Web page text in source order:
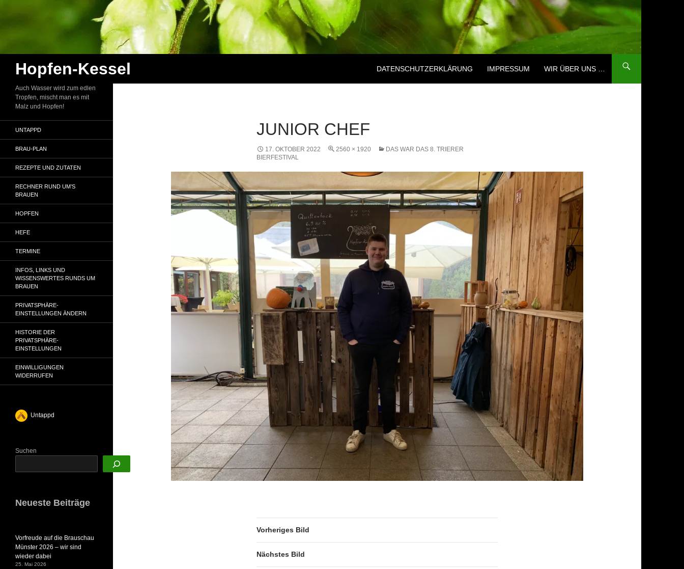
Hopfen-Kessel DATENSCHUTZERKLÄRUNG IMPRESSUM WIR ÜBER UNS …
JUNIOR CHEF
17. OKTOBER 2022 2560 × 1920
DAS WAR DAS 8. TRIERER
BIERFESTIVAL
Vorheriges Bild
Nächstes Bild
Auch Wasser wird zum edlen
Tropfen, mischt man es mit
Malz und Hopfen!
UNTAPPD
BRAU-PLAN
REZEPTE UND ZUTATEN
RECHNER RUND UM’S
BRAUEN
HOPFEN
HEFE
TERMINE
INFOS, LINKS UND
WISSENSWERTES RUNDS UM
BRAUEN
PRIVATSPHÄRE-
EINSTELLUNGEN ÄNDERN
HISTORIE DER
PRIVATSPHÄRE-
EINSTELLUNGEN
EINWILLIGUNGEN
WIDERRUFEN
Untappd
Suchen
Neueste Beiträge
Vorfreude auf die Brauschau
Münster 2026 – wir sind
wieder dabei
25. Mai 2026